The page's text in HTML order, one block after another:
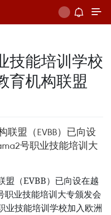
技能培训学校
育机构联盟
联盟（EVBB）已向设
号职业技能培训大
盟（EVBB）已向设在越
业技能培训大专颁发会
业技能培训学校加入欧洲